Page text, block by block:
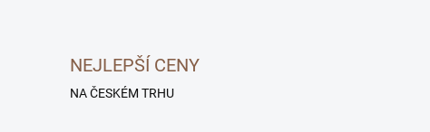
NEJLEPŠÍ CENY
NA ČESKÉM TRHU